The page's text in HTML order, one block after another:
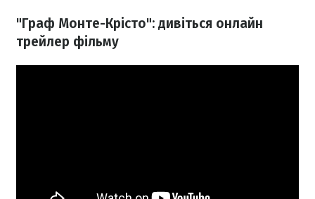
"Граф Монте-Крісто": дивіться онлайн
трейлер фільму